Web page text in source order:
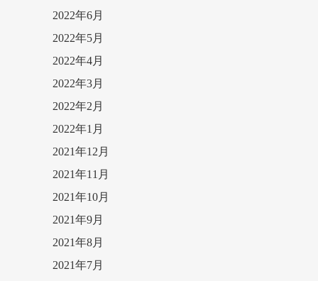
2022年6月
2022年5月
2022年4月
2022年3月
2022年2月
2022年1月
2021年12月
2021年11月
2021年10月
2021年9月
2021年8月
2021年7月